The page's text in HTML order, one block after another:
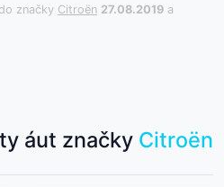
značky Citroën 27.08.2019 a
áut značky Citroën